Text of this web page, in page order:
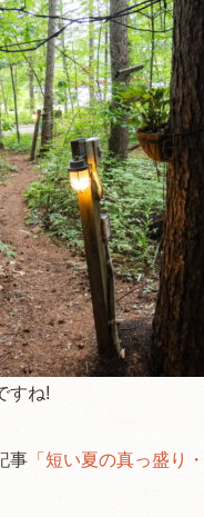
すね!
事 「短い夏の真っ盛り